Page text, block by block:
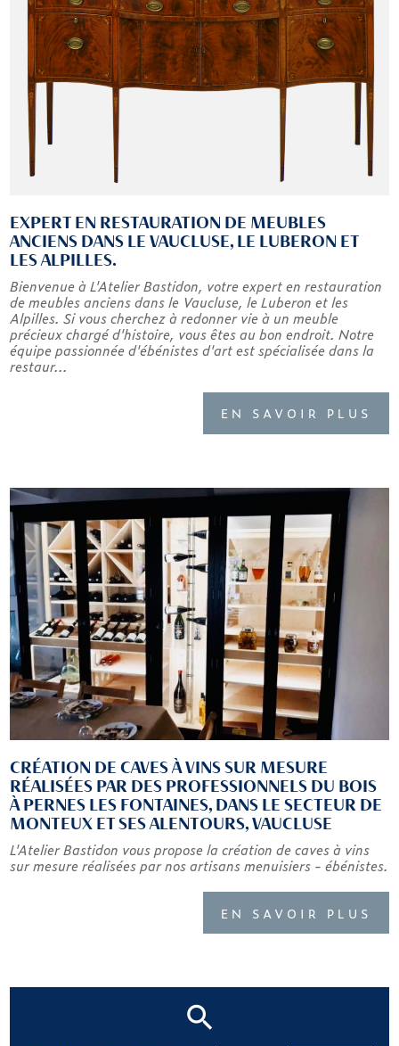
EXPERT EN RESTAURATION DE MEUBLES
ANCIENS DANS LE VAUCLUSE, LE LUBERON ET
LES ALPILLES.
Bienvenue à L'Atelier Bastidon, votre expert en restauration
de meubles anciens dans le Vaucluse, le Luberon et les
Alpilles. Si vous cherchez à redonner vie à un meuble
précieux chargé d'histoire, vous êtes au bon endroit. Notre
équipe passionnée d'ébénistes d'art est spécialisée dans la
restaur...
EN SAVOIR PLUS
CRÉATION DE CAVES À VINS SUR MESURE
RÉALISÉES PAR DES PROFESSIONNELS DU BOIS
À PERNES LES FONTAINES, DANS LE SECTEUR DE
MONTEUX ET SES ALENTOURS, VAUCLUSE
L'Atelier Bastidon vous propose la création de caves à vins
sur mesure réalisées par nos artisans menuisiers - ébénistes.
EN SAVOIR PLUS